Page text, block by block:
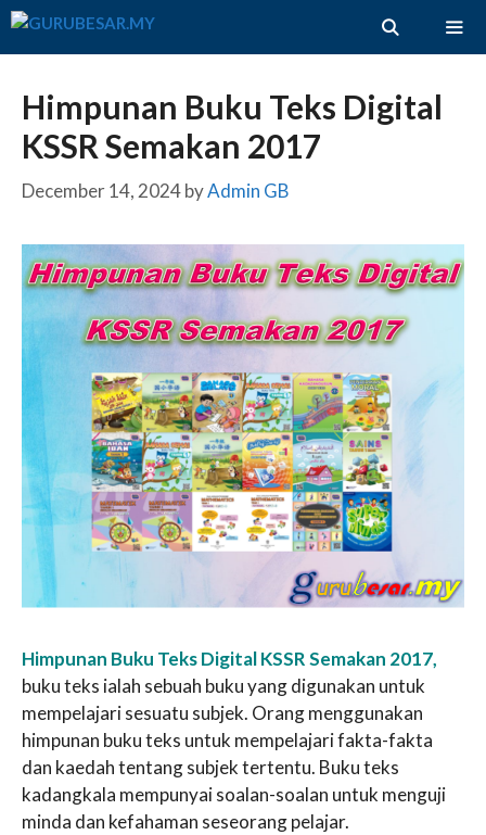
Skip
Himpunan Buku Teks Digital
KSSR Semakan 2017
December 14, 2024byAdmin GB
Himpunan Buku Teks Digital KSSR Semakan 2017,
buku teks ialah sebuah buku yang digunakan untuk
mempelajari sesuatu subjek. Orang menggunakan
himpunan buku teks untuk mempelajari fakta-fakta
dan kaedah tentang subjek tertentu. Buku teks
kadangkala mempunyai soalan-soalan untuk menguji
minda dan kefahaman seseorang pelajar.